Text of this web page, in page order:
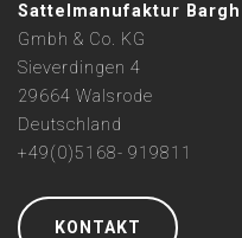
Sattelmanufaktur Bargh
Gmbh & Co. KG
Sieverdingen 4
29664 Walsrode
Deutschland
+49(0)5168- 919811
KONTAKT